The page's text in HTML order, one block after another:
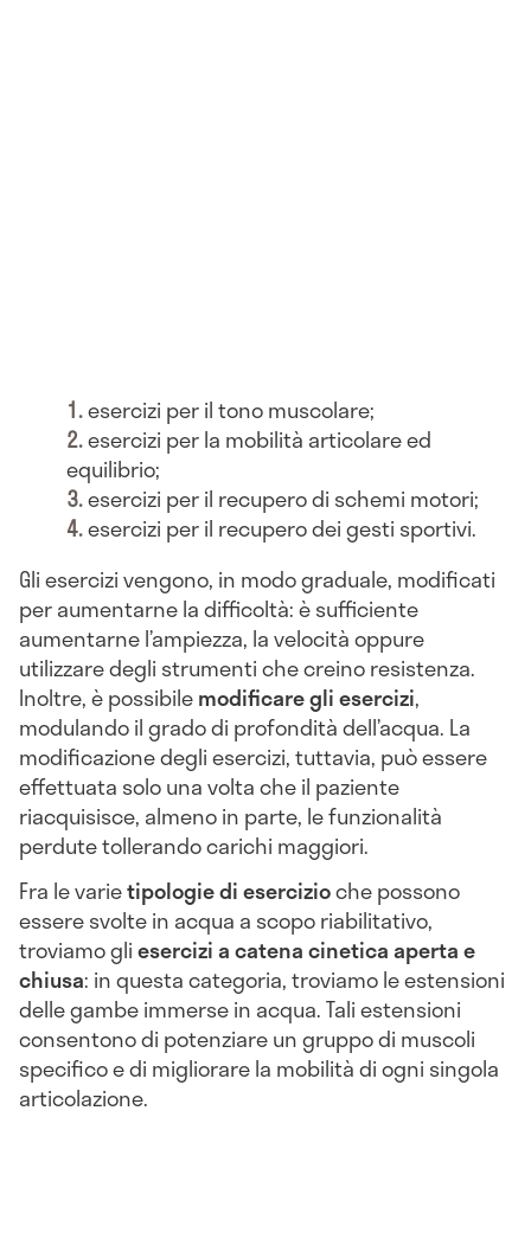
esercizi per il tono muscolare;
esercizi per la mobilità articolare ed
equilibrio;
esercizi per il recupero di schemi motori;
esercizi per il recupero dei gesti sportivi.
Gli esercizi vengono, in modo graduale, modificati
per aumentarne la difficoltà: è sufficiente
aumentarne l’ampiezza, la velocità oppure
utilizzare degli strumenti che creino resistenza.
Inoltre, è possibilemodificare gli esercizi,
modulando il grado di profondità dell’acqua. La
modificazione degli esercizi, tuttavia, può essere
effettuata solo una volta che il paziente
riacquisisce, almeno in parte, le funzionalità
perdute tollerando carichi maggiori.
Fra le varietipologie di esercizioche possono
essere svolte in acqua a scopo riabilitativo,
troviamo gliesercizi a catena cinetica aperta e
chiusa: in questa categoria, troviamo le estensioni
delle gambe immerse in acqua. Tali estensioni
consentono di potenziare un gruppo di muscoli
specifico e di migliorare la mobilità di ogni singola
articolazione.